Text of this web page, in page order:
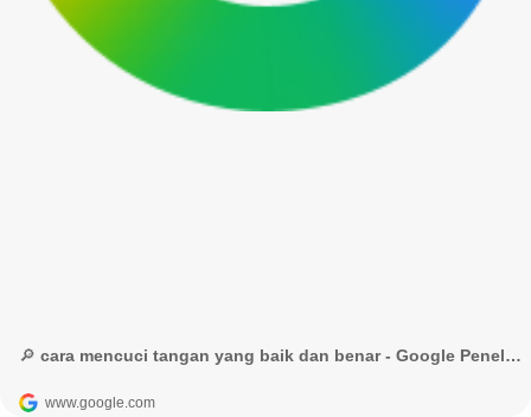
🔎 cara mencuci tangan yang baik dan benar - Google Penelusuran
www.google.com